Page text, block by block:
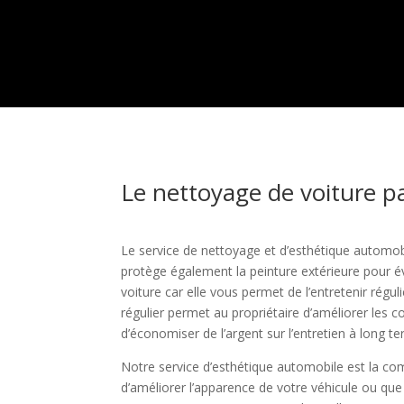
Le nettoyage de voiture
Le service de nettoyage et d’esthétique
protège également la peinture extérieure pour
voiture car elle vous permet de l’entretenir
régulier permet au propriétaire d’améliorer les
d’économiser de l’argent sur l’entretien à long
Notre service d’esthétique automobile est la
d’améliorer l’apparence de votre véhicule ou